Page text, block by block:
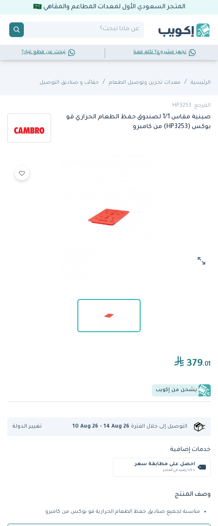
المتجر السعودي الأول لمعدات المطاعم والمقاهي
تجهز مشروع؟ تكلم معنا تبحث عن قطع غيار؟
الرئيسية معدات تخزين وتوصيل الطعام حقائب و صناديق التوصيل
المرجع: HP3253
صينية مقاس 1/1 لصندوق حفظ الطعام الحراري قو
بوكس (HP3253) من كامبرو
379.01
يشحن من إكويب
التوصيل إلى خلال الفترة 10 Aug 26 - 14 Aug 26 تغيير الدولة
خدمات إضافية
احصل على مطابقة سعر
+ %5 رصيد في المتجر
وصف المنتج
مناسبة لجميع صناديق حفظ الطعام الحرارية قو بوكس من كامبرو